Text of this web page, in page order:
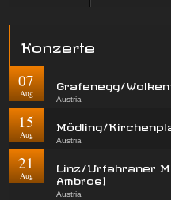
Konzerte
07
Aug
Grafenegg/
Austria
15
Aug
Mödling/
Austria
21
Aug
Linz/Urfahraner
Ambros)
Austria